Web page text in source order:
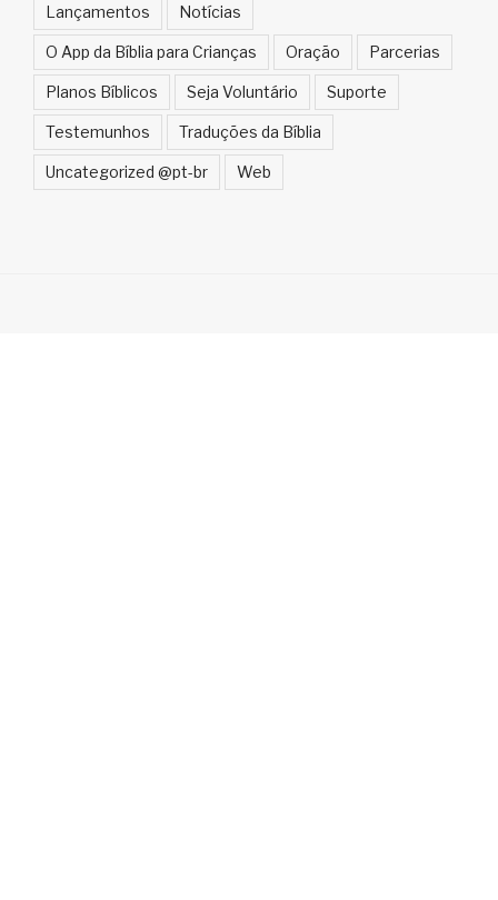
Lançamentos Notícias
O App da Bíblia para Crianças Oração Parcerias
Planos Bíblicos Seja Voluntário Suporte
Testemunhos Traduções da Bíblia
Uncategorized @pt-br Web